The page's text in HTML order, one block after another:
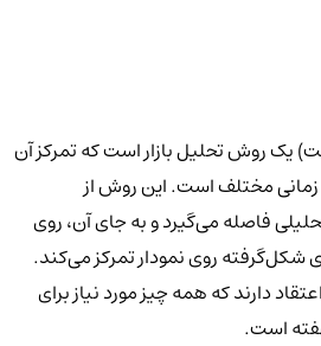
روش تحلیل بازار است که تمرکز آن
مختلف است. این روش از
فاصله می‌گیرد و به جای آن، روی
روی نمودار تمرکز می‌کند.
دارند که همه چیز مورد نیاز برای
است.